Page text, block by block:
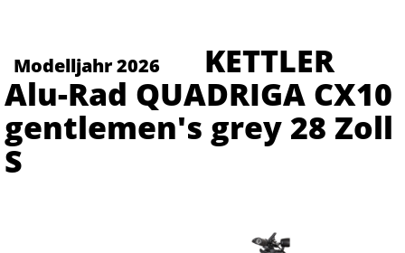
Modelljahr 2026
KETTLER
Alu-Rad QUADRIGA CX10
gentlemen's grey 28 Zoll
S